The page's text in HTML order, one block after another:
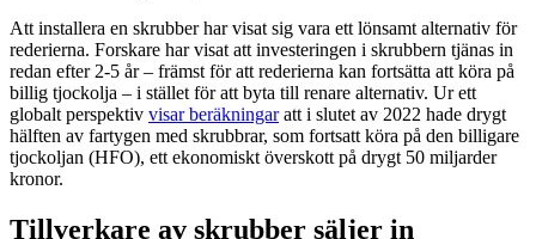
Att installera en skrubber har visat sig vara ett lönsamt alternativ för
rederierna. Forskare har visat att investeringen i skrubbern tjänas in
redan efter 2-5 år – främst för att rederierna kan fortsätta att köra på
billig tjockolja – i stället för att byta till renare alternativ. Ur ett
globalt perspektiv visar beräkningaratt i slutet av 2022 hade drygt
hälften av fartygen med skrubbrar, som fortsatt köra på den billigare
tjockoljan (HFO), ett ekonomiskt överskott på drygt 50 miljarder
kronor.
Tillverkare av skrubber säljer in